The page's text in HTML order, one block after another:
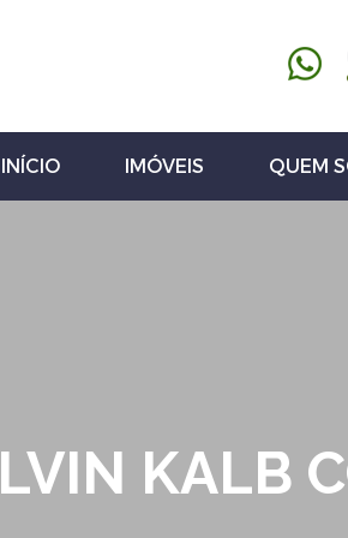
INÍCIO IMÓVEIS QUEM
KALB